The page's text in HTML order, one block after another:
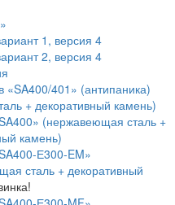
1, версия 4
2, версия 4
«SA400/401» (антипаника)
+ декоративный камень)
(нержавеющая сталь +
камень)
Е300-EM»
сталь + декоративный